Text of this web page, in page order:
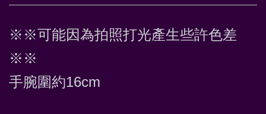
※※可能因為拍照打光產生些許色差
※※
手腕圍約16cm